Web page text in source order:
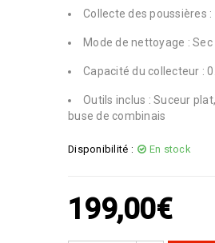
Collecte des poussières :
Mode de nettoyage : Sec
Capacité du collecteur :
Outils inclus : Suceur
buse de combinais
Disponibilité : En stock
199,00€